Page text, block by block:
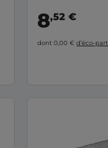
8,52 €
dont 0,00 €d’éco-part